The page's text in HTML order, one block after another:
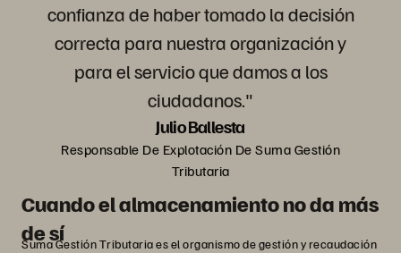
confianza de haber tomado la decisión
correcta para nuestra organización y
para el servicio que damos a los
ciudadanos."
Julio Ballesta
Responsable De Explotación De Suma Gestión
Tributaria
Cuando el almacenamiento no da más
de sí
Suma Gestión Tributaria es el organismo de gestión y recaudación